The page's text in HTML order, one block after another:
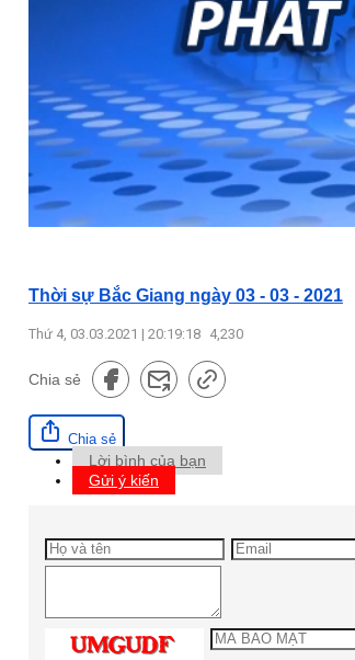
Thời sự Bắc Giang ngày 03 - 03 - 2021
Thứ 4, 03.03.2021 | 20:19:18 4,230
Chia sẻ
Chia sẻ
Lời bình của bạn
Gửi ý kiến